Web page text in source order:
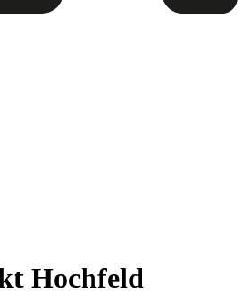
Hochfeld